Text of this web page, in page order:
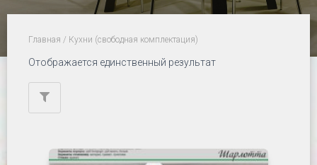
Главная / Кухни (свободная комплектация)
Отображается единственный результат